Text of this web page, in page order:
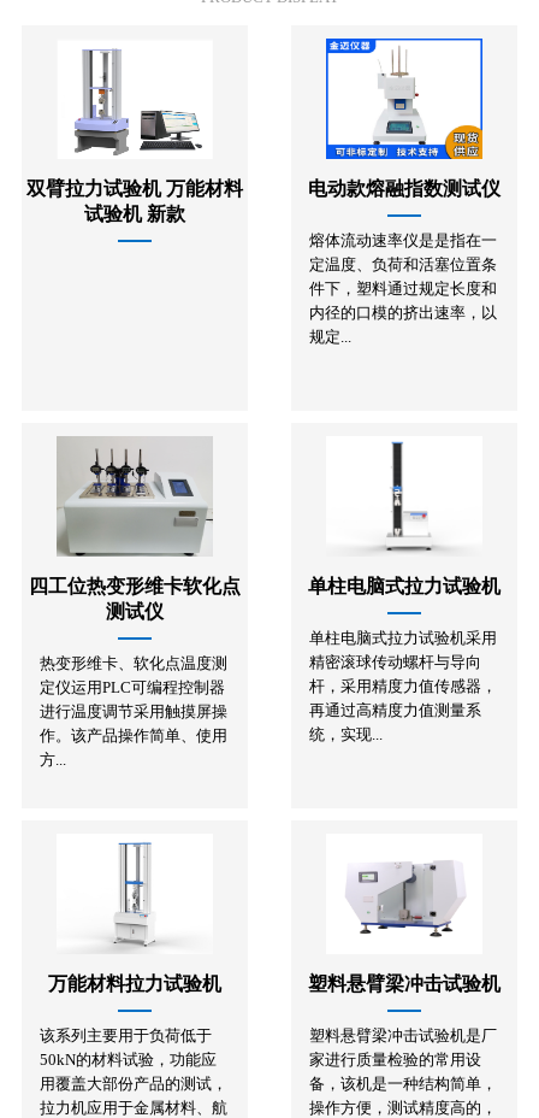
双臂拉力试验机 万能材料
试验机 新款
电动款熔融指数测试仪
熔体流动速率仪是是指在一
定温度、负荷和活塞位置条
件下，塑料通过规定长度和
内径的口模的挤出速率，以
规定...
四工位热变形维卡软化点
测试仪
热变形维卡、软化点温度测
定仪运用PLC可编程控制器
进行温度调节采用触摸屏操
作。该产品操作简单、使用
方...
单柱电脑式拉力试验机
单柱电脑式拉力试验机采用
精密滚球传动螺杆与导向
杆，采用精度力值传感器，
再通过高精度力值测量系
统，实现...
万能材料拉力试验机
该系列主要用于负荷低于
50kN的材料试验，功能应
用覆盖大部份产品的测试，
拉力机应用于金属材料、航
塑料悬臂梁冲击试验机
塑料悬臂梁冲击试验机是厂
家进行质量检验的常用设
备，该机是一种结构简单，
操作方便，测试精度高的，